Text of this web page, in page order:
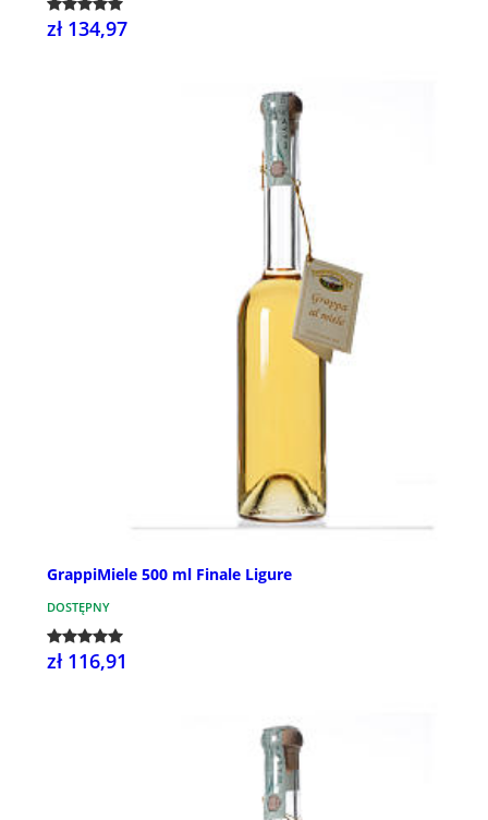
zł 134,97
GrappiMiele 500 ml Finale Ligure
DOSTĘPNY
zł 116,91